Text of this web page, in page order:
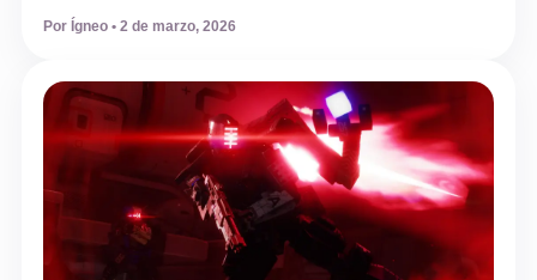
Te explicamos cómo subir tu nivel de combate, activar el
talento adecuado y qué enemigos debes derrotar para
revitalizar la vida rural con el lanzamiento de su cuarta […]
Por Ígneo • 2 de marzo, 2026